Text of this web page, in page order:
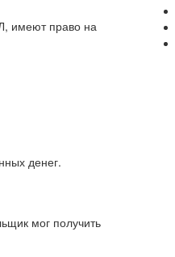
имеют право на
денег.
мог получить